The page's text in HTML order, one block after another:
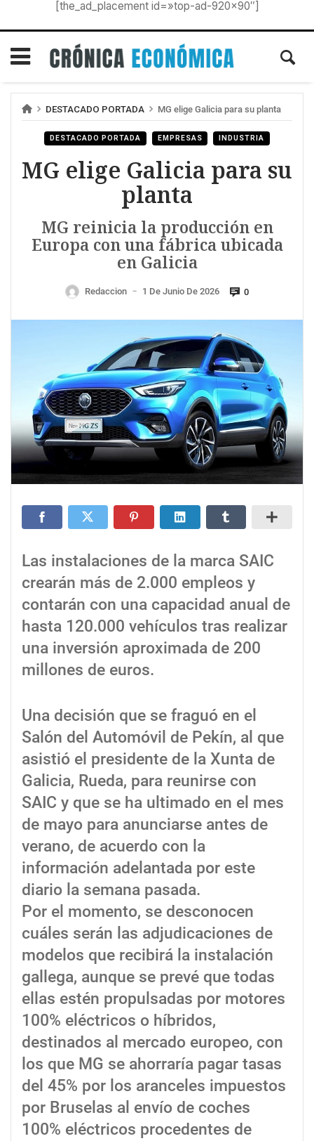
[the_ad_placement id=»top-ad-920×90″]
DESTACADO PORTADA MG elige Galicia para su planta
DESTACADO PORTADA EMPRESAS INDUSTRIA
MG elige Galicia para su
planta
MG reinicia la producción en
Europa con una fábrica ubicada
en Galicia
Redaccion — 1 De Junio De 2026 0
Las instalaciones de la marca SAIC
crearán más de 2.000 empleos y
contarán con una capacidad anual de
hasta 120.000 vehículos tras realizar
una inversión aproximada de 200
millones de euros.
Una decisión que se fraguó en el
Salón del Automóvil de Pekín, al que
asistió el presidente de la Xunta de
Galicia, Rueda, para reunirse con
SAIC y que se ha ultimado en el mes
de mayo para anunciarse antes de
verano, de acuerdo con la
información adelantada por este
diario la semana pasada.
Por el momento, se desconocen
cuáles serán las adjudicaciones de
modelos que recibirá la instalación
gallega, aunque se prevé que todas
ellas estén propulsadas por motores
100% eléctricos o híbridos,
destinados al mercado europeo, con
los que MG se ahorraría pagar tasas
del 45% por los aranceles impuestos
por Bruselas al envío de coches
100% eléctricos procedentes de